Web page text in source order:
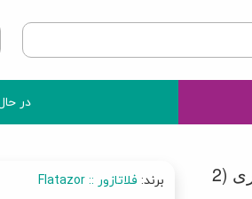
در
غذای گربه فلاتازور مخصوص سلامت کلیه و مجاری ادراری (2
برند: فلاتازور :: Flatazor